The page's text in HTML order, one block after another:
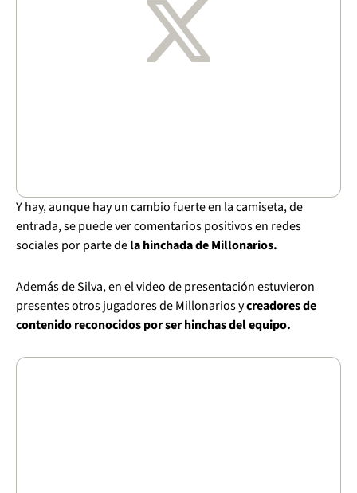
Y hay, aunque hay un cambio fuerte en la camiseta, de
entrada, se puede ver comentarios positivos en redes
sociales por parte dela hinchada de Millonarios.
Además de Silva, en el video de presentación estuvieron
presentes otros jugadores de Millonarios ycreadores de
contenido reconocidos por ser hinchas del equipo.